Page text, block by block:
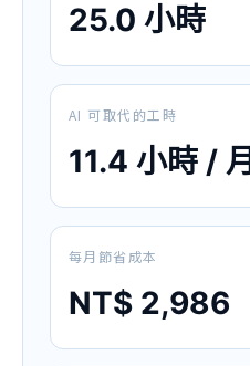
25.0 小時
AI 可取代的工時
11.4 小時 / 月
每月節省成本
NT$ 2,986